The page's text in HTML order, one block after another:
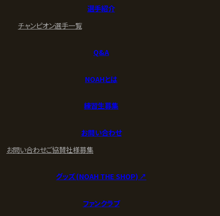
選手紹介
チャンピオン選手一覧
Q&A
NOAHとは
練習生募集
お問い合わせ
お問い合わせご協賛社様募集
グッズ (NOAH THE SHOP) ↗︎
ファンクラブ